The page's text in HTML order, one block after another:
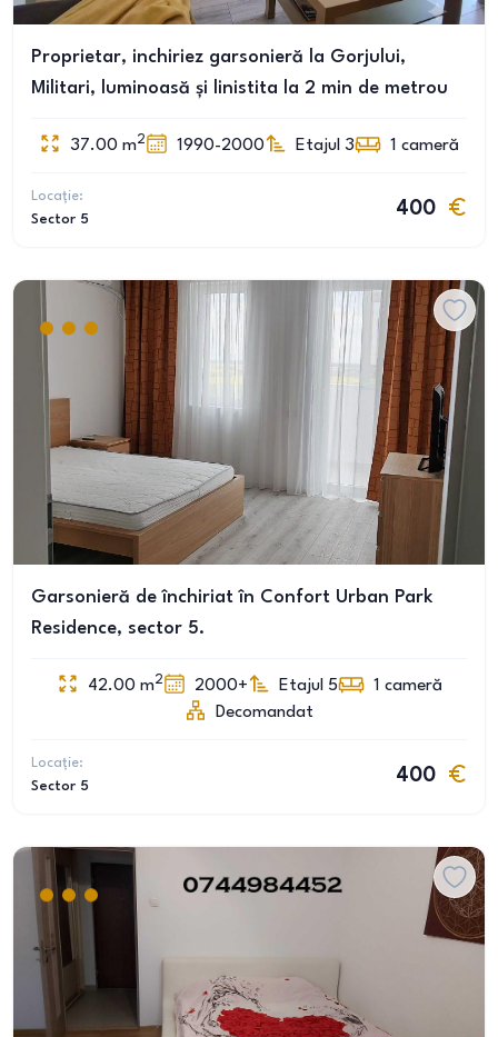
Proprietar, inchiriez garsonieră la Gorjului,
Militari, luminoasă și linistita la 2 min de metrou
37.00 m2 1990-2000 Etajul 3 1 cameră
Locație:
Sector 5
400
Garsonieră de închiriat în Confort Urban Park
Residence, sector 5.
42.00 m2 2000+ Etajul 5 1 cameră
Decomandat
Locație:
Sector 5
400